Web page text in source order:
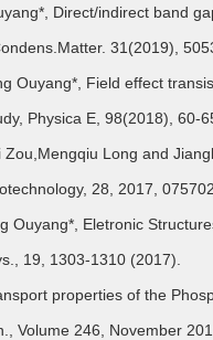
Direct/indirect band
31(2019),
Ouyang*, Field effect
Physica E, 98(2018), 60-
Long and
28, 2017, 075702
Ouyang*, Eletronic
19, 1303-1310 (2017).
properties of the
Volume 246, November